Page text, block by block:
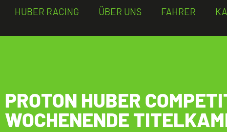
HUBER RACING ÜBER UNS FAHRER
PROTON HUBER
WOCHENENDE